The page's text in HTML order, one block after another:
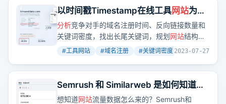
交流群等，还有谷歌竞争对手分析 文档。
以时间戳Timestamp在线工具网站为
例，手把手教你做一个工具网站的详细
步骤
分析竞争对手的域名注册时间、反向链接数量和
关键词密度，找出长尾关键词，规划网站结构和
内容，保持关键词密度，创建动态页面以吸引搜
#工具网站 #域名注册 #关键词密度 +3
2023-07-27
Semrush 和 Similarweb 是如何知道每
个网站的流量数据的？
想知道网站流量数据怎么来的？Semrush和